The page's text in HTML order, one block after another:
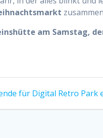
am Samstag,
für Digital Retro Park